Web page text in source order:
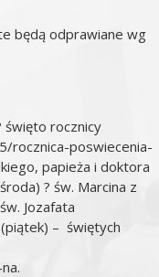
będą odprawiane wg
święto rocznicy
poswiecenia-
papieża i doktora
? św. Marcina z
Jozafata
– świętych
.